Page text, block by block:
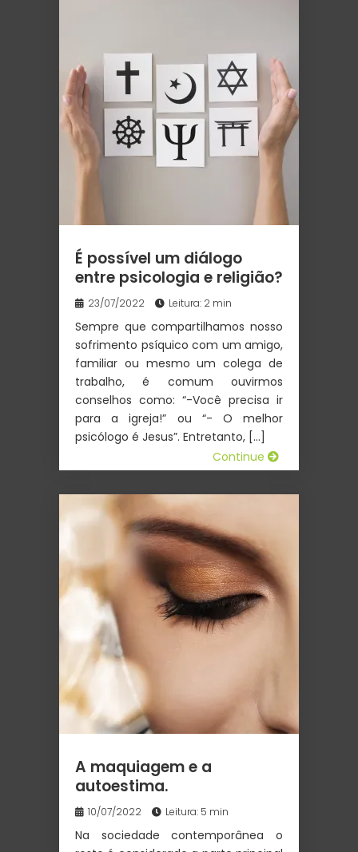
É possível um diálogo
entre psicologia e religião?
23/07/2022 Leitura: 2 min
Sempre que compartilhamos nosso
sofrimento psíquico com um amigo,
familiar ou mesmo um colega de
trabalho, é comum ouvirmos
conselhos como: “-Você precisa ir
para a igreja!” ou “- O melhor
psicólogo é Jesus”. Entretanto, […]
Continue
A maquiagem e a
autoestima.
10/07/2022 Leitura: 5 min
Na sociedade contemporânea o